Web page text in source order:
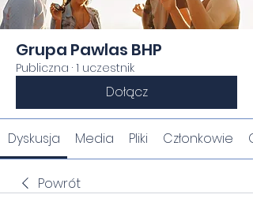
Grupa Pawlas BHP
Publiczna · 1 uczestnik
Dołącz
Dyskusja Media Pliki Członkowie
Powrót